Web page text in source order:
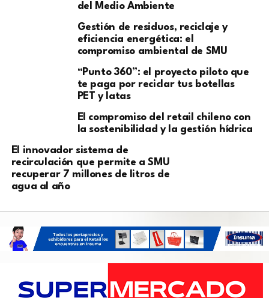
del Medio Ambiente
Gestión de residuos, reciclaje y
eficiencia energética: el
compromiso ambiental de SMU
“Punto 360”: el proyecto piloto que
te paga por reciclar tus botellas
PET y latas
El compromiso del retail chileno con
la sostenibilidad y la gestión hídrica
El innovador sistema de
recirculación que permite a SMU
recuperar 7 millones de litros de
agua al año